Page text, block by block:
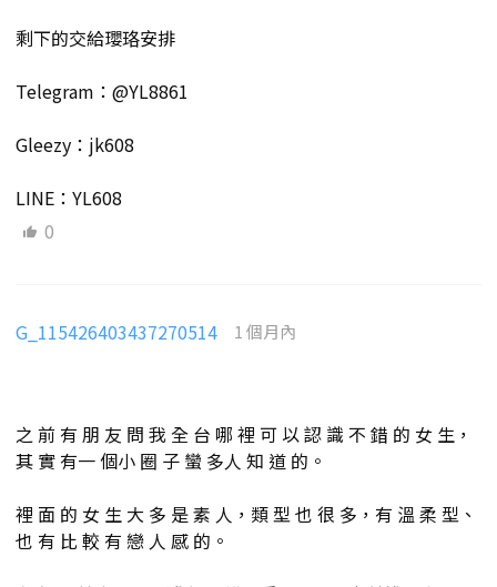
剩下的交給瓔珞安排
Telegram：@YL8861
Gleezy：jk608
LINE：YL608
0
G_115426403437270514 1 個月內
之 前 有 朋 友 問 我 全 台 哪 裡 可 以 認 識 不 錯 的 女 生，
其 實 有一 個小 圈 子 蠻 多人 知 道 的。
裡 面 的 女 生 大 多 是 素 人，類 型 也 很 多，有 溫 柔 型、
也 有 比 較 有 戀 人 感 的。